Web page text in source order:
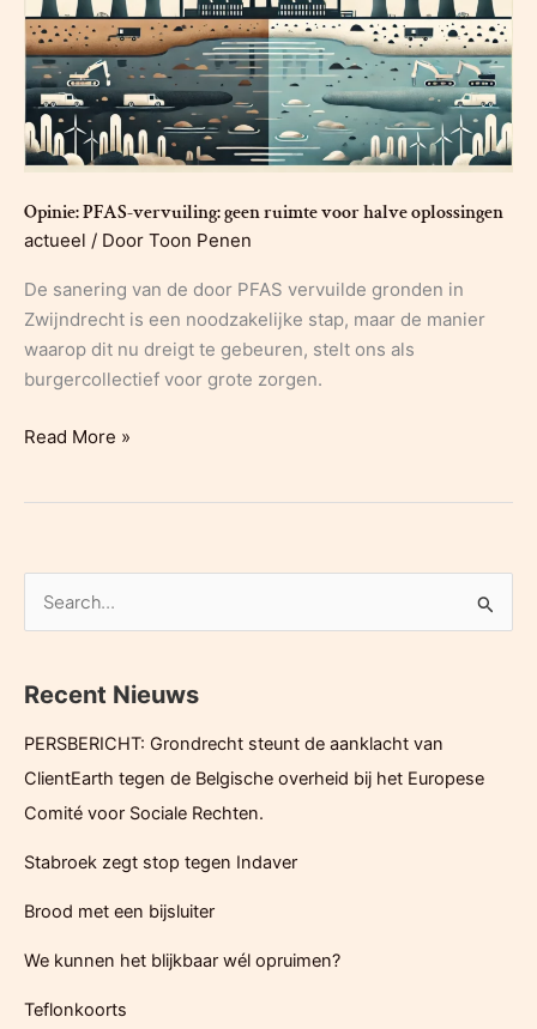
Opinie: PFAS-vervuiling: geen ruimte voor halve oplossingen
actueel / Door Toon Penen
De sanering van de door PFAS vervuilde gronden in
Zwijndrecht is een noodzakelijke stap, maar de manier
waarop dit nu dreigt te gebeuren, stelt ons als
burgercollectief voor grote zorgen.
Opinie:
halve
Read More »
k
a
r
Recent Nieuws
PERSBERICHT: Grondrecht steunt de aanklacht van
ClientEarth tegen de Belgische overheid bij het Europese
Comité voor Sociale Rechten.
Stabroek zegt stop tegen Indaver
Brood met een bijsluiter
We kunnen het blijkbaar wél opruimen?
Teflonkoorts